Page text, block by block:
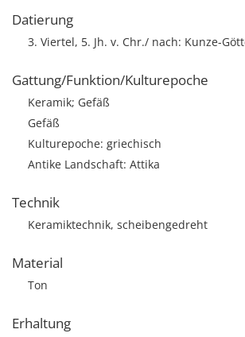
Datierung
3. Viertel, 5. Jh. v. Chr./ nach: Kunze-
Gattung/Funktion/Kulturepoche
Keramik; Gefäß
Gefäß
Kulturepoche: griechisch
Antike Landschaft: Attika
Technik
Keramiktechnik, scheibengedreht
Material
Ton
Erhaltung